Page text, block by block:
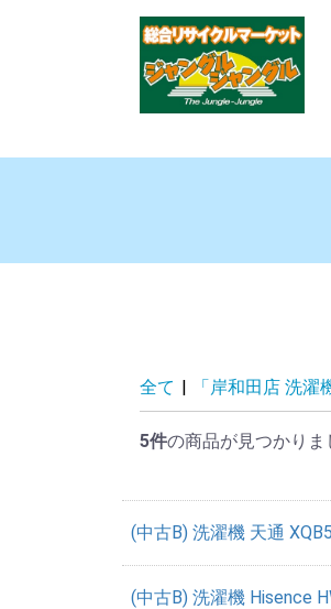
全て | 「岸和田店 洗
5件の商品が見つかりま
(中古B) 洗濯機 天通
(中古B) 洗濯機 Hisence